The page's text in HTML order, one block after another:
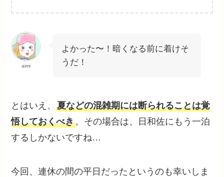
aimi
よかった〜！暗くなる前に着けそ
うだ！
とはいえ、夏などの混雑期には断られることは覚
悟しておくべき。その場合は、日和佐にもう一泊
するしかないですね…
今回、連休の間の平日だったというのも幸いしま